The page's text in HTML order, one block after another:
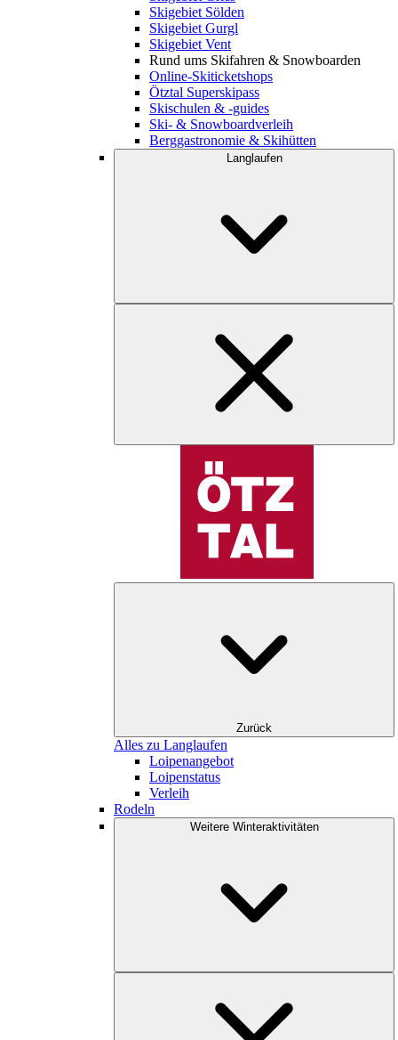
Skigebiet Sölden
Skigebiet Gurgl
Skigebiet Vent
Rund ums Skifahren & Snowboarden
Online-Skiticketshops
Ötztal Superskipass
Skischulen & -guides
Ski- & Snowboardverleih
Berggastronomie & Skihütten
Langlaufen
Zurück
Alles zu Langlaufen
Loipenangebot
Loipenstatus
Verleih
Rodeln
Weitere Winteraktivitäten